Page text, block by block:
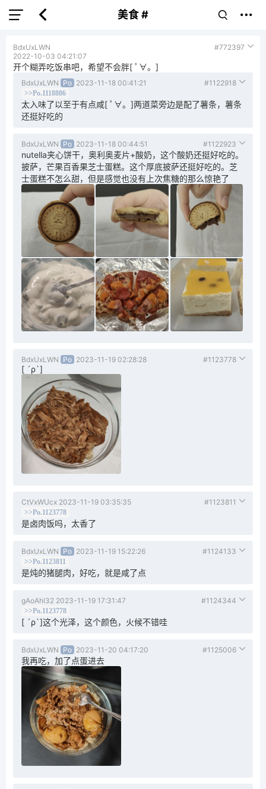
美食 #
BdxUxLWN
#772397
2022-10-03 04:21:07
开个糊弄吃饭串吧，希望不会胖[ ﾟ∀。]
BdxUxLWN Po 2023-11-18 00:41:21 #1122918
>>Po.1118886
太入味了以至于有点咸[ ﾟ∀。]两道菜旁边是配了薯条，薯条
还挺好吃的
BdxUxLWN Po 2023-11-18 00:44:51 #1122923
nutella夹心饼干，奥利奥麦片+酸奶，这个酸奶还挺好吃的。
披萨，芒果百香果芝士蛋糕。这个厚底披萨还挺好吃的。芝
士蛋糕不怎么甜，但是感觉也没有上次焦糖的那么惊艳了
BdxUxLWN Po 2023-11-19 02:28:28 #1123778
[ ´ρ`]
CtVxWUcx 2023-11-19 03:35:35 #1123811
>>Po.1123778
是卤肉饭吗，太香了
BdxUxLWN Po 2023-11-19 15:22:26 #1124133
>>Po.1123811
是炖的猪腿肉，好吃，就是咸了点
gAoAhl32 2023-11-19 17:31:47 #1124344
>>Po.1123778
[ ´ρ`]这个光泽，这个颜色，火候不错哇
BdxUxLWN Po 2023-11-20 04:17:20 #1125006
我再吃，加了点蛋进去